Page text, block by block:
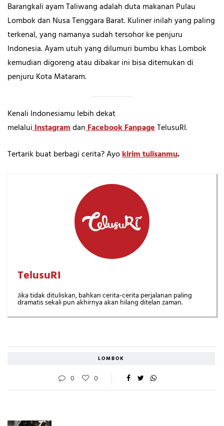
Barangkali ayam Taliwang adalah duta makanan Pulau
Lombok dan Nusa Tenggara Barat. Kuliner inilah yang paling
terkenal, yang namanya sudah tersohor ke penjuru
Indonesia. Ayam utuh yang dilumuri bumbu khas Lombok
kemudian digoreng atau dibakar ini bisa ditemukan di
penjuru Kota Mataram.
Kenali Indonesiamu lebih dekat
melaluiInstagramdanFacebook FanpageTelusuRI.
Tertarik buat berbagi cerita? Ayokirim tulisanmu.
TelusuRI
Jika tidak dituliskan, bahkan cerita-cerita perjalanan paling
dramatis sekali pun akhirnya akan hilang ditelan zaman.
LOMBOK
0 0